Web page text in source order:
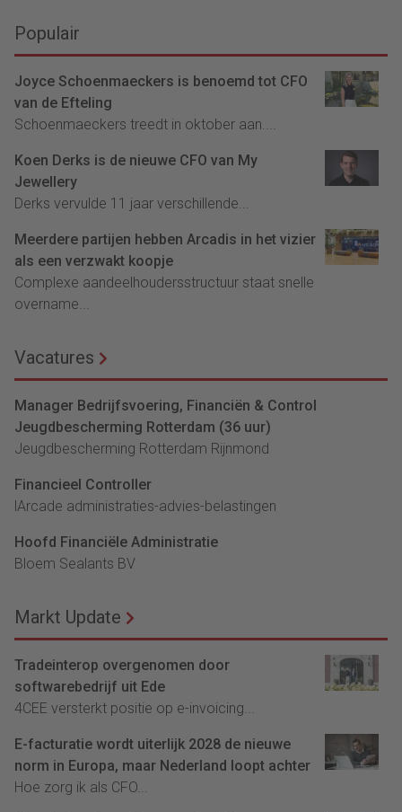
Populair
Joyce Schoenmaeckers is benoemd tot CFO
van de Efteling
Schoenmaeckers treedt in oktober aan....
Koen Derks is de nieuwe CFO van My
Jewellery
Derks vervulde 11 jaar verschillende...
Meerdere partijen hebben Arcadis in het vizier
als een verzwakt koopje
Complexe aandeelhoudersstructuur staat snelle
overname...
Vacatures
Manager Bedrijfsvoering, Financiën & Control
Jeugdbescherming Rotterdam (36 uur)
Jeugdbescherming Rotterdam Rijnmond
Financieel Controller
lArcade administraties-advies-belastingen
Hoofd Financiële Administratie
Bloem Sealants BV
Markt Update
Tradeinterop overgenomen door
softwarebedrijf uit Ede
4CEE versterkt positie op e-invoicing...
E-facturatie wordt uiterlijk 2028 de nieuwe
norm in Europa, maar Nederland loopt achter
Hoe zorg ik als CFO...